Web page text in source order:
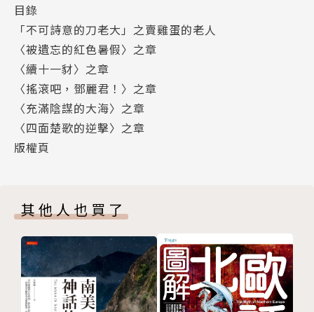
越是先進，彼此的對峙就越危險，只要有一方誤判了訊
息，一發倉促的迫擊砲彈，就可能導致數枚核彈從海底
升空……
目錄
「不可詩意的刀老大」之賣雞蛋的老人
〈被遺忘的紅色暑假〉之章
〈續十一豺〉之章
〈搖滾吧，鄧麗君！〉之章
〈充滿陰謀的大海〉之章
〈四面楚歌的逆擊〉之章
版權頁
其他人也買了